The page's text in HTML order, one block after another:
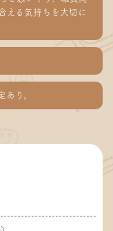
える気持ちを大切に
あり。